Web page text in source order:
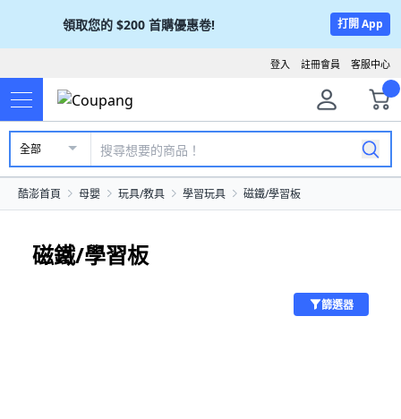
領取您的 $200 首購優惠卷! 打開 App
客服中心
註冊會員
登入
全部
酷澎首頁 母嬰 玩具/教具 學習玩具 磁鐵/學習板
磁鐵/學習板
篩選器